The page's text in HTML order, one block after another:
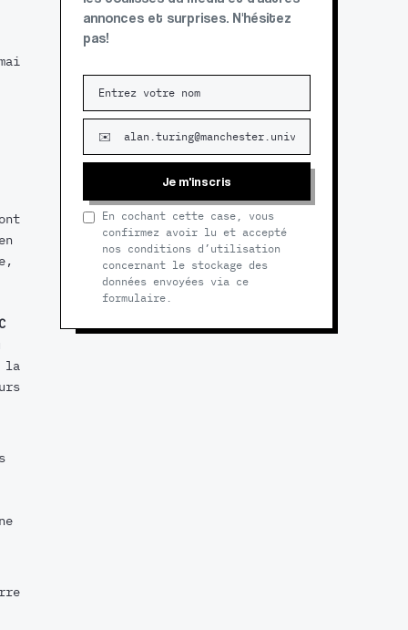
la
annonces et surprises. N'hésitez
pas!
Je m'inscris
En cochant cette case, vous
confirmez avoir lu et accepté
nos conditions d’utilisation
concernant le stockage des
données envoyées via ce
formulaire.